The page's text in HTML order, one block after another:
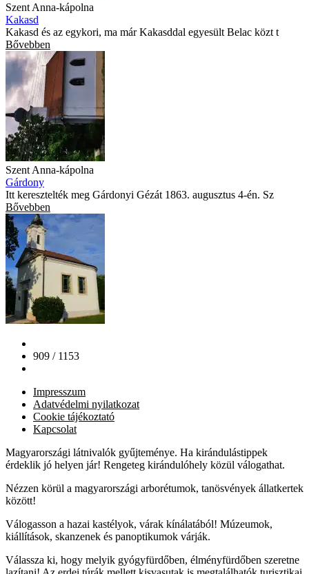
Szent Anna-kápolna
Kakasd
Kakasd és az egykori, ma már Kakasddal egyesült Belac közt t
Bővebben
Szent Anna-kápolna
Gárdony
Itt keresztelték meg Gárdonyi Gézát 1863. augusztus 4-én. Sz
Bővebben
909 / 1153
Impresszum
Adatvédelmi nyilatkozat
Cookie tájékoztató
Kapcsolat
Magyarországi látnivalók gyűjteménye. Ha kirándulástippek
érdeklik jó helyen jár! Rengeteg kirándulóhely közül válogathat.
Nézzen körül a magyarországi arborétumok, tanösvények állatkertek
között!
Válogasson a hazai kastélyok, várak kínálatából! Múzeumok,
kiállítások, skanzenek és panoptikumok várják.
Válassza ki, hogy melyik gyógyfürdőben, élményfürdőben szeretne